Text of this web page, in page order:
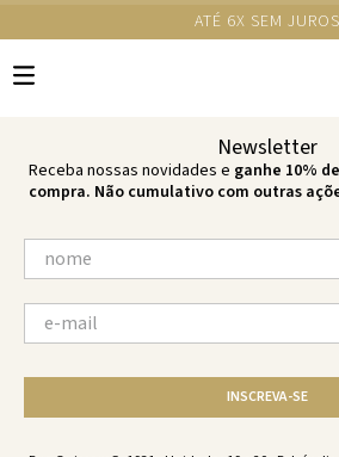
GANHE 10% NA PRIMEIRA COMPRA
não encontramos
'scarlet-corsage-
vs201003-